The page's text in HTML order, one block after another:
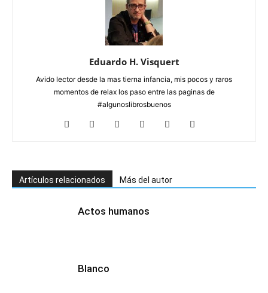
Eduardo H. Visquert
Avido lector desde la mas tierna infancia, mis pocos y raros
momentos de relax los paso entre las paginas de
#algunoslibrosbuenos
Artículos relacionados Más del autor
Actos humanos
Blanco